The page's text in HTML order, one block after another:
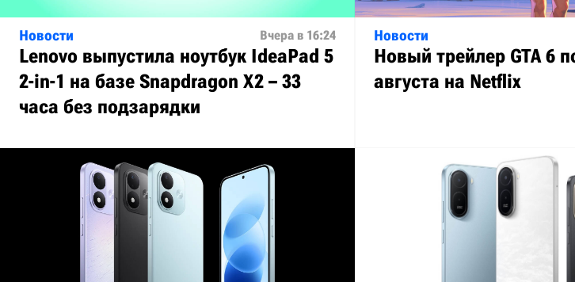
Новости Вчера в 16:24
Lenovo выпустила ноутбук IdeaPad 5
2-in-1 на базе Snapdragon X2 – 33
часа без подзарядки
Новости
Новый трейлер GTA 6
августа на Netflix